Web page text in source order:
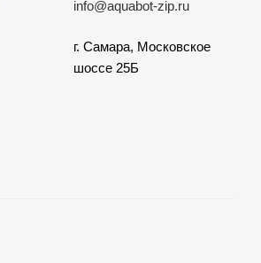
info@aquabot-zip.ru
г. Самара, Московское
шоссе 25Б